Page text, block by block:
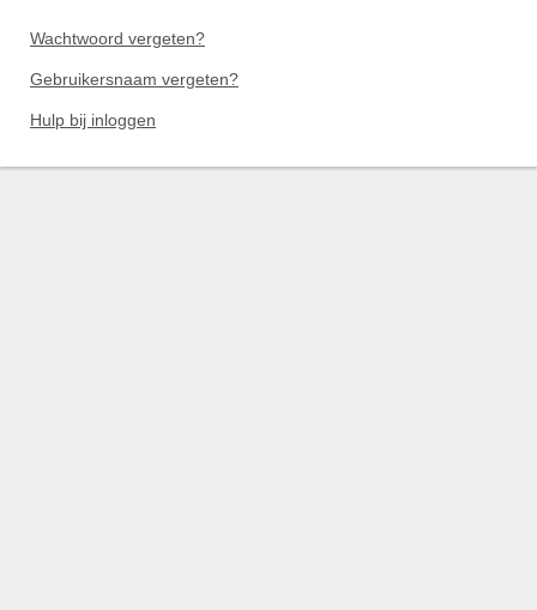
Wachtwoord vergeten?
Gebruikersnaam vergeten?
Hulp bij inloggen